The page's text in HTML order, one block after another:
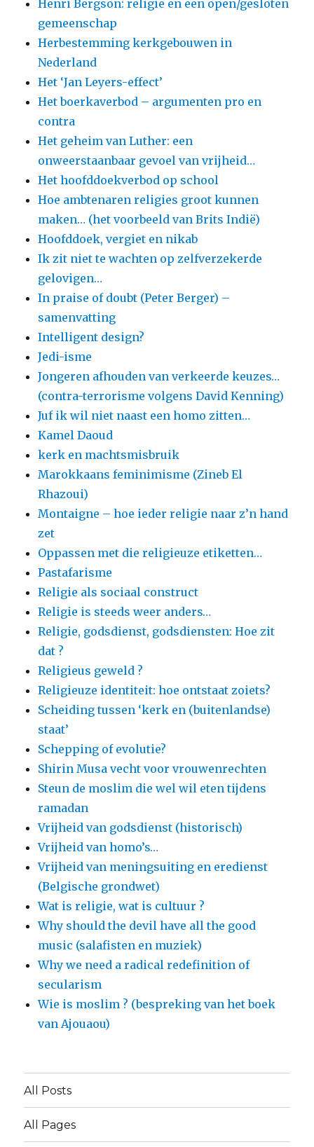
Henri Bergson: religie en een open/gesloten
gemeenschap
Herbestemming kerkgebouwen in
Nederland
Het ‘Jan Leyers-effect’
Het boerkaverbod – argumenten pro en
contra
Het geheim van Luther: een
onweerstaanbaar gevoel van vrijheid…
Het hoofddoekverbod op school
Hoe ambtenaren religies groot kunnen
maken… (het voorbeeld van Brits Indië)
Hoofddoek, vergiet en nikab
Ik zit niet te wachten op zelfverzekerde
gelovigen…
In praise of doubt (Peter Berger) –
samenvatting
Intelligent design?
Jedi-isme
Jongeren afhouden van verkeerde keuzes…
(contra-terrorisme volgens David Kenning)
Juf ik wil niet naast een homo zitten…
Kamel Daoud
kerk en machtsmisbruik
Marokkaans feminimisme (Zineb El
Rhazoui)
Montaigne – hoe ieder religie naar z’n hand
zet
Oppassen met die religieuze etiketten…
Pastafarisme
Religie als sociaal construct
Religie is steeds weer anders…
Religie, godsdienst, godsdiensten: Hoe zit
dat ?
Religieus geweld ?
Religieuze identiteit: hoe ontstaat zoiets?
Scheiding tussen ‘kerk en (buitenlandse)
staat’
Schepping of evolutie?
Shirin Musa vecht voor vrouwenrechten
Steun de moslim die wel wil eten tijdens
ramadan
Vrijheid van godsdienst (historisch)
Vrijheid van homo’s…
Vrijheid van meningsuiting en eredienst
(Belgische grondwet)
Wat is religie, wat is cultuur ?
Why should the devil have all the good
music (salafisten en muziek)
Why we need a radical redefinition of
secularism
Wie is moslim ? (bespreking van het boek
van Ajouaou)
All Posts
All Pages